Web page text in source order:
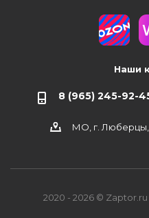
Наши
8 (965) 245-92-
МО, г. Люберцы,
2020 - 2026 ©